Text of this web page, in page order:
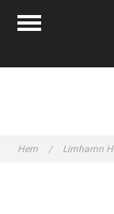
Hem / Limhamn